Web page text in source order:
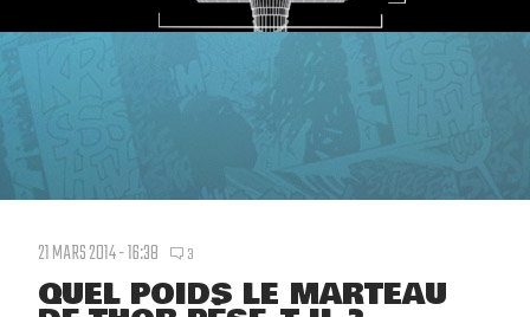
21 MARS 2014 - 16:38 3
QUEL POIDS LE MARTEAU